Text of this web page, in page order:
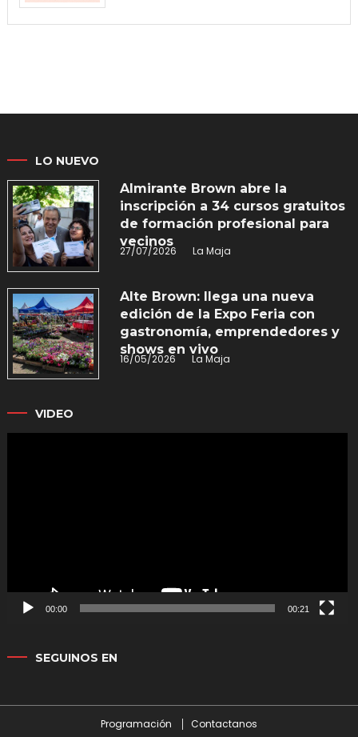
LO NUEVO
Almirante Brown abre la
inscripción a 34 cursos gratuitos
de formación profesional para
vecinos
27/07/2026 La Maja
Alte Brown: llega una nueva
edición de la Expo Feria con
gastronomía, emprendedores y
shows en vivo
16/05/2026 La Maja
VIDEO
00:00 00:21
SEGUINOS EN
Programación Contactanos